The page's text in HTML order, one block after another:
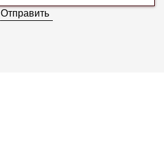
Отправить